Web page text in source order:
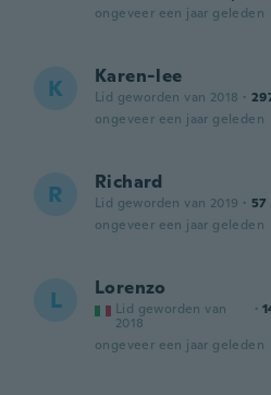
ongeveer een jaar geleden
K Karen-lee
Lid geworden van 2018 ·
ongeveer een jaar geleden
R Richard
Lid geworden van 2019 · 57
ongeveer een jaar geleden
L Lorenzo
Lid geworden van
2018
·
ongeveer een jaar geleden